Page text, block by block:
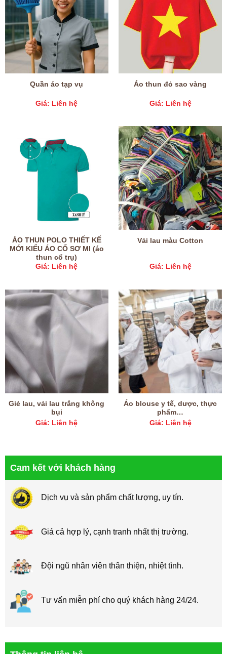
Cam kết với khách hàng
Dịch vụ và sản phẩm chất lượng, uy tín.
Giá cả hợp lý, cạnh tranh nhất thị trường.
Đội ngũ nhân viên thân thiện, nhiệt tình.
Tư vấn miễn phí cho quý khách hàng 24/24.
Quần áo tạp vụ
Giá: Liên hệ
Áo thun đỏ sao vàng
Giá: Liên hệ
ÁO THUN POLO THIẾT KẾ
MỚI KIỂU ÁO CỔ SƠ MI (áo
thun cổ trụ)
Giá: Liên hệ
Vải lau màu Cotton
Giá: Liên hệ
Giẻ lau, vải lau trắng không
bụi
Giá: Liên hệ
Áo blouse y tế, dược, thực
phẩm…
Giá: Liên hệ